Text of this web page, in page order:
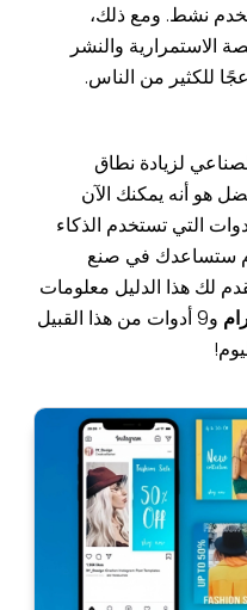
2 مليار مستخدم نشط. ومع ذلك،
الاستمرارية والنشر
للكثير من الناس.
لزيادة نطاق
هو أنه يمكنك الآن
التي تستخدم الذكاء
ستساعدك في صنع
لك هذا الدليل معلومات
و9 أدوات من هذا القبيل